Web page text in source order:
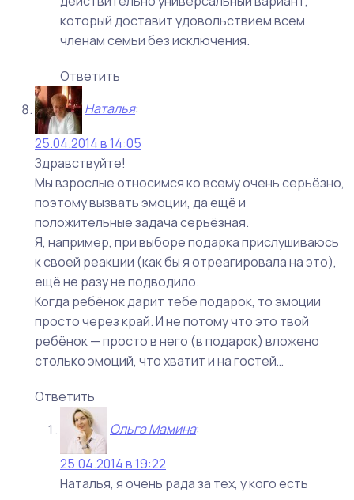
который доставит удовольствием всем
членам семьи без исключения.
Ответить
Наталья:
25.04.2014 в 14:05
Здравствуйте!
Мы взрослые относимся ко всему очень серьёзно,
поэтому вызвать эмоции, да ещё и
положительные задача серьёзная.
Я, например, при выборе подарка прислушиваюсь
к своей реакции (как бы я отреагировала на это),
ещё не разу не подводило.
Когда ребёнок дарит тебе подарок, то эмоции
просто через край. И не потому что это твой
ребёнок — просто в него (в подарок) вложено
столько эмоций, что хватит и на гостей…
Ответить
Ольга Мамина:
25.04.2014 в 19:22
Наталья, я очень рада за тех, у кого есть